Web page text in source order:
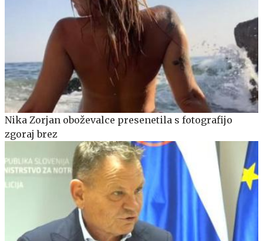
Nika Zorjan oboževalce presenetila s fotografijo
zgoraj brez